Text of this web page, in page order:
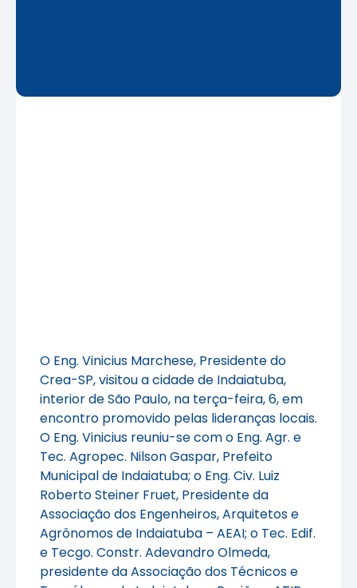
O Eng. Vinicius Marchese, Presidente do
Crea-SP, visitou a cidade de Indaiatuba,
interior de São Paulo, na terça-feira, 6, em
encontro promovido pelas lideranças locais.
O Eng. Vinicius reuniu-se com o Eng. Agr. e
Tec. Agropec. Nilson Gaspar, Prefeito
Municipal de Indaiatuba; o Eng. Civ. Luiz
Roberto Steiner Fruet, Presidente da
Associação dos Engenheiros, Arquitetos e
Agrônomos de Indaiatuba – AEAI; o Tec. Edif.
e Tecgo. Constr. Adevandro Olmeda,
presidente da Associação dos Técnicos e